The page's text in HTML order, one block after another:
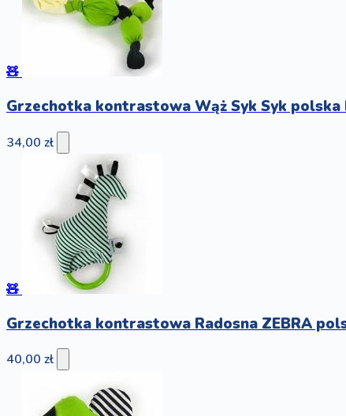
🧸
Grzechotka kontrastowa Wąż Syk Syk polska
34,00 zł
🧸
Grzechotka kontrastowa Radosna ZEBRA
40,00 zł